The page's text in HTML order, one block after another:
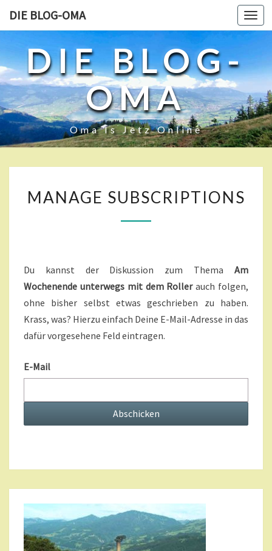
DIE BLOG-OMA
DIE BLOG-
OMA
Oma Is Jetz Online
A
A
S
U
B
S
C
R
N
S
MANAGE SUBSCRIPTIONS
Du kannst der Diskussion zum Thema Am
Wochenende unterwegs mit dem Rollerauch folgen,
ohne bisher selbst etwas geschrieben zu haben.
Krass, was? Hierzu einfach Deine E-Mail-Adresse in das
dafür vorgesehene Feld eintragen.
E-Mail